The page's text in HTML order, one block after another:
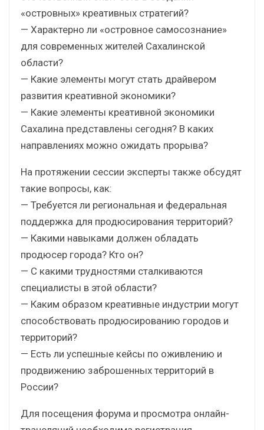
«островных» креативных стратегий?
— Характерно ли «островное самосознание»
для современных жителей Сахалинской
области?
— Какие элементы могут стать драйвером
развития креативной экономики?
— Какие элементы креативной экономики
Сахалина представлены сегодня? В каких
направлениях можно ожидать прорыва?
На протяжении сессии эксперты также обсудят
такие вопросы, как:
— Требуется ли региональная и федеральная
поддержка для продюсирования территорий?
— Какими навыками должен обладать
продюсер города? Кто он?
— С какими трудностями сталкиваются
специалисты в этой области?
— Каким образом креативные индустрии могут
способствовать продюсированию городов и
территорий?
— Есть ли успешные кейсы по оживлению и
продвижению заброшенных территорий в
России?
Для посещения форума и просмотра онлайн-